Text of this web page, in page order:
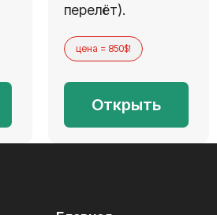
перелёт).
цена = 850$!
Открыть